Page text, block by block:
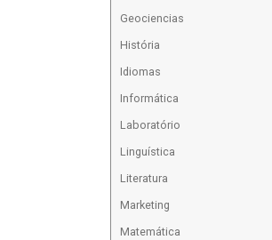
Geociencias
História
Idiomas
Informática
Laboratório
Linguística
Literatura
Marketing
Matemática